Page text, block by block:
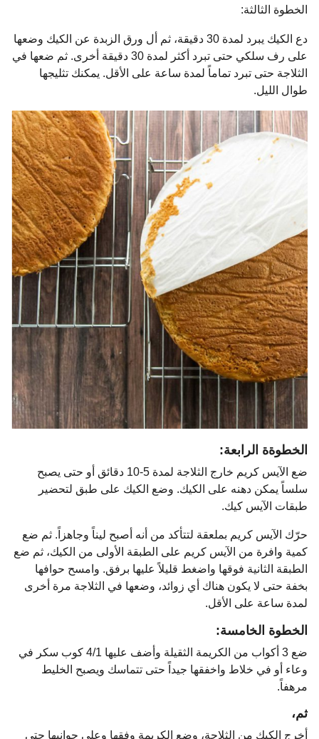
الخطوة الثالثة:
دع الكيك يبرد لمدة 30 دقيقة، ثم أل ورق الزبدة عن الكيك وضعها
على رف سلكي حتى تبرد أكثر لمدة 30 دقيقة أخرى. ثم ضعها في
الثلاجة حتى تبرد تماماً لمدة ساعة على الأقل. يمكنك تثليجها
طوال الليل.
الخطوةة الرابعة:
ضع الآيس كريم خارج الثلاجة لمدة 5-10 دقائق أو حتى يصبح
سلساً يمكن دهنه على الكيك. وضع الكيك على طبق لتحضير
طبقات الآيس كيك.
حرّك الآيس كريم بملعقة لتتأكد من أنه أصبح ليناً وجاهزاً. ثم ضع
كمية وافرة من الآيس كريم على الطبقة الأولى من الكيك، ثم ضع
الطبقة الثانية فوقها واضغط قليلاً عليها برفق. وامسح حوافها
بخفة حتى لا يكون هناك أي زوائد، وضعها في الثلاجة مرة أخرى
لمدة ساعة على الأقل.
الخطوة الخامسة:
ضع 3 أكواب من الكريمة الثقيلة وأضف عليها 4/1 كوب سكر في
وعاء أو في خلاط واخفقها جيداً حتى تتماسك ويصبح الخليط
مرهفاً.
ثم،
أخرج الكيك من الثلاجة، وضع الكريمة وفقها وعلى جوانبها حتى